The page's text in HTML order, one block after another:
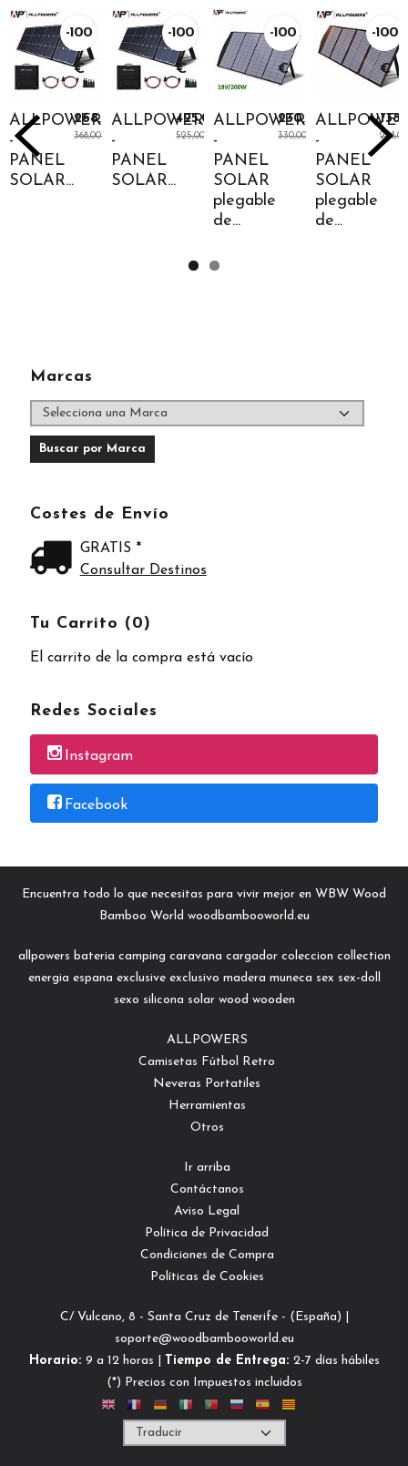
Marcas
Costes de Envío
GRATIS *
Consultar Destinos
Tu Carrito (0)
El carrito de la compra está vacío
Redes Sociales
Instagram
Facebook
-100
€
ALLPOWERS
-
PANEL
SOLAR...
268,00 €
368,00 €
-100
€
ALLPOWERS
-
PANEL
SOLAR...
425,00 €
525,00 €
-100
€
ALLPOWERS
-
PANEL
SOLAR
plegable
de...
230,00 €
330,00 €
-100
€
-
PANEL
SOLAR
plegable
de...
Encuentra todo lo que necesitas para vivir mejor en WBW Wood
Bamboo World woodbambooworld.eu
allpowers bateria camping caravana cargador coleccion collection
energia espana exclusive exclusivo madera muneca sex sex-doll
sexo silicona solar wood wooden
ALLPOWERS
Camisetas Fútbol Retro
Neveras Portatiles
Herramientas
Otros
Ir arriba
Contáctanos
Aviso Legal
Política de Privacidad
Condiciones de Compra
Políticas de Cookies
C/ Vulcano, 8 - Santa Cruz de Tenerife - (España) |
soporte@woodbambooworld.eu
Horario: 9 a 12 horas | Tiempo de Entrega: 2-7 días hábiles
(*) Precios con Impuestos incluidos